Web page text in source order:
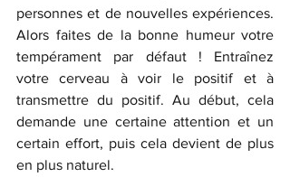
personnes et de nouvelles expériences.
Alors faites de la bonne humeur votre
tempérament par défaut ! Entraînez
votre cerveau à voir le positif et à
transmettre du positif. Au début, cela
demande une certaine attention et un
certain effort, puis cela devient de plus
en plus naturel.